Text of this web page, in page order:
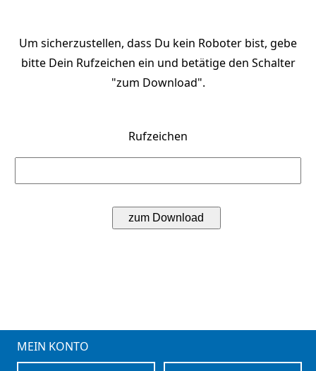
Um sicherzustellen, dass Du kein Roboter bist, gebe
bitte Dein Rufzeichen ein und betätige den Schalter
"zum Download".
Rufzeichen
MEIN KONTO